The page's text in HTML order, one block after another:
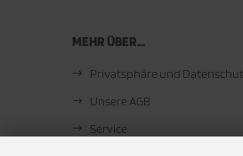
MEHR ÜBER...
Privatsphäre und
Unsere AGB
Service